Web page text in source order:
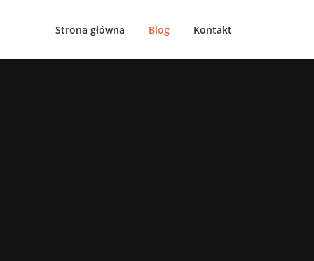
Strona główna Blog Kontakt